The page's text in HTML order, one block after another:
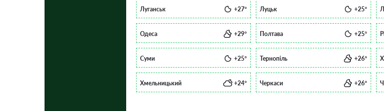
Луганськ +27° Луцьк +25°
Одеса +29° Полтава +25°
Суми +25° Тернопіль +26°
Хмельницький +24° Черкаси +26°